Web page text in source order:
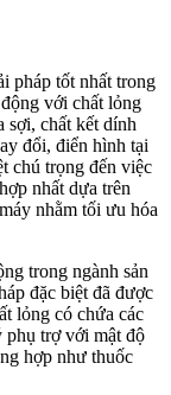
pháp tốt nhất trong
với chất lỏng
sợi, chất kết dính
đổi, điển hình tại
chú trọng đến việc
nhất dựa trên
nhằm tối ưu hóa
trong ngành sản
đặc biệt đã được
lỏng có chứa các
phụ trợ với mật độ
hợp như thuốc